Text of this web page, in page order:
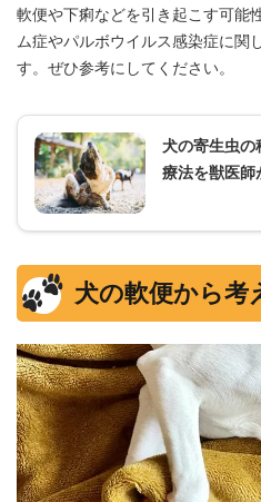
軟便や下痢などを引き起こす可能
ム症やパルボウイルス感染症に関
す。ぜひ参考にしてください。
犬の寄生虫の
療法を獣医師
犬の軟便から考